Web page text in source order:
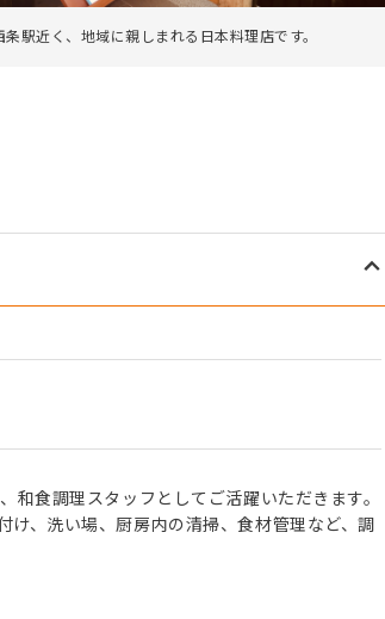
条駅近く、地域に親しまれる日本料理店です。
和食調理スタッフとしてご活躍いただきます。
、洗い場、厨房内の清掃、食材管理など、調